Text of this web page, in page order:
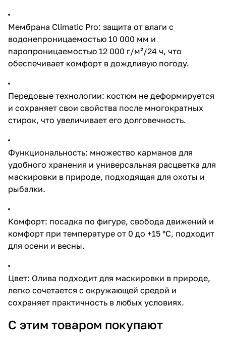
Мембрана Climatic Pro: защита от влаги с
водонепроницаемостью 10 000 мм и
паропроницаемостью 12 000 г/м²/24 ч, что
обеспечивает комфорт в дождливую погоду.
Передовые технологии: костюм не деформируется
и сохраняет свои свойства после многократных
стирок, что увеличивает его долговечность.
Функциональность: множество карманов для
удобного хранения и универсальная расцветка для
маскировки в природе, подходящая для охоты и
рыбалки.
Комфорт: посадка по фигуре, свобода движений и
комфорт при температуре от 0 до +15 °C, подходит
для осени и весны.
Цвет: Олива подходит для маскировки в природе,
легко сочетается с окружающей средой и
сохраняет практичность в любых условиях.
С этим товаром покупают